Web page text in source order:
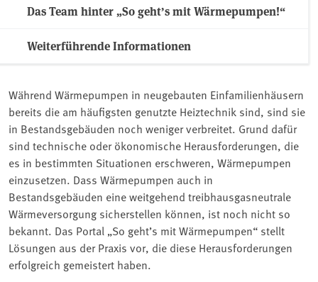
Das Team hinter „So geht’s mit Wärmepumpen!“
Weiterführende Informationen
Während Wärmepumpen in neugebauten Einfamilienhäusern
bereits die am häufigsten genutzte Heiztechnik sind, sind sie
in Bestandsgebäuden noch weniger verbreitet. Grund dafür
sind technische oder ökonomische Herausforderungen, die
es in bestimmten Situationen erschweren, Wärmepumpen
einzusetzen. Dass Wärmepumpen auch in
Bestandsgebäuden eine weitgehend treibhausgasneutrale
Wärmeversorgung sicherstellen können, ist noch nicht so
bekannt. Das Portal „So geht’s mit Wärmepumpen“ stellt
Lösungen aus der Praxis vor, die diese Herausforderungen
erfolgreich gemeistert haben.